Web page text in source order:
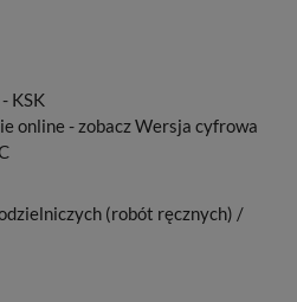
KSK
online - zobacz Wersja cyfrowa
(robót ręcznych) /